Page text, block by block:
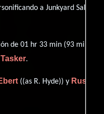
a Junkyard Sal y
de 01 hr 33 min (93
.
((as R. Hyde)) y Russ